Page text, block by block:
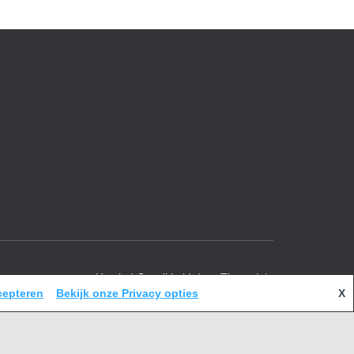
Hestia | Ontwikkeld doorThemeIsle
X
Bekijk onze Privacy opties